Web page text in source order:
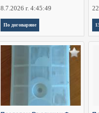
8.7.2026 г. 4:45:49
По договаряне